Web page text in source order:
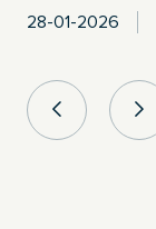
28-01-2026